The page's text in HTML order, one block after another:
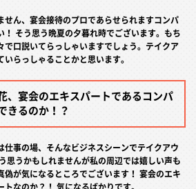
せん、宴会接待のプロであらせられますコンパ
！ そう思う晩夏の夕暮れ時でございます。もち
で口説いてらっしゃいますでしょう。テイクア
らっしゃることかと思います。
、宴会のエキスパートであるコンパ
きるのか！？
仕事の場、そんなビジネスシーンでテイクアウ
思うかもしれませんが私の周辺では嬉しい声も
偽が気になるところでございます！ 宴会のエキ